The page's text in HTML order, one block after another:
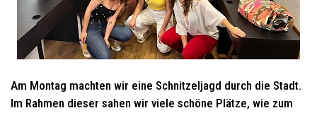
Am Montag machten wir eine Schnitzeljagd durch die Stadt.
Im Rahmen dieser sahen wir viele schöne Plätze, wie zum